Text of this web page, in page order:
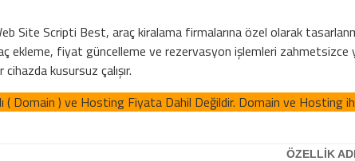
Site Scripti Best, araç kiralama firmalarına özel olarak
ekleme, fiyat güncelleme ve rezervasyon işlemleri zahmetsizce
kusursuz çalışır.
( Domain ) ve Hosting Fiyata Dahil Değildir. Domain ve Hosting
ÖZELLİK ADI